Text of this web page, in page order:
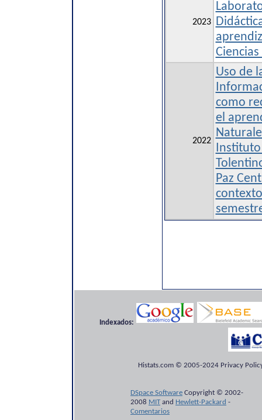
2023
2022
Uso de
como
el
Instituto
Paz
Indexados:
Histats.com © 2005-2024 Privacy
DSpace Software Copyright © 2002-
2008 MITand Hewlett-Packard -
Comentarios